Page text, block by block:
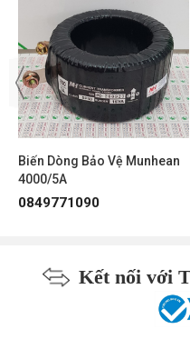
Các Sản Phẩm Cùng
Biến dòng bảo vệ 3200/
Biến dòng bảo vệ 4000/
Biến dòng bảo vệ 5000/
Biến Dòng Bảo Vệ Munhean
4000/5A
0849771090
Kết nối với